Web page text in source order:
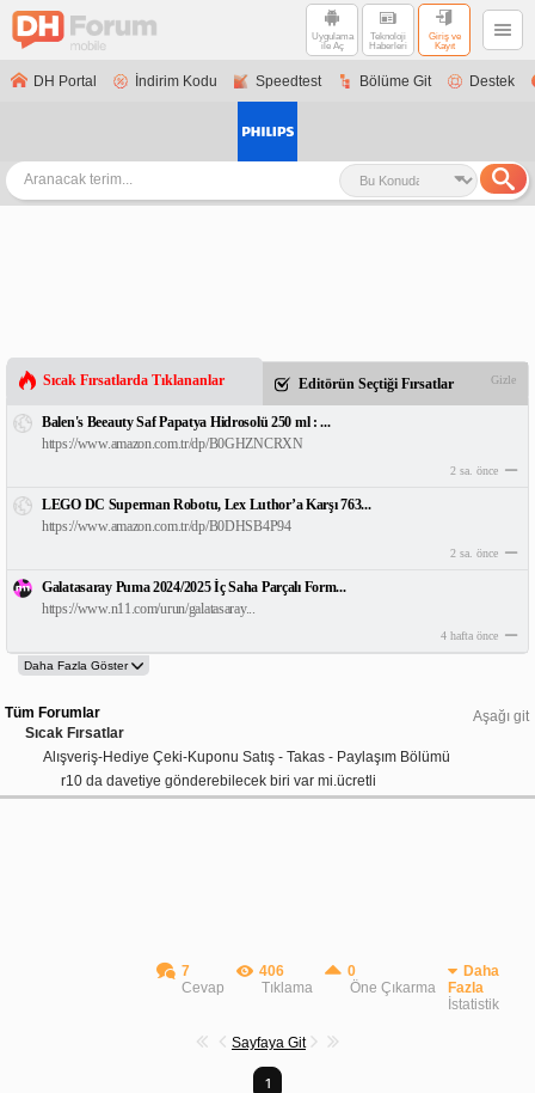
Uygulama
ile Aç
Teknoloji
Haberleri
Giriş ve
Kayıt
DH Portal İndirim Kodu Speedtest Bölüme Git Destek
Sıcak Fırsatlarda Tıklananlar Editörün Seçtiği Fırsatlar Gizle
Balen's Beeauty Saf Papatya Hidrosolü 250 ml : ...
https://www.amazon.com.tr/dp/B0GHZNCRXN
2 sa. önce
LEGO DC Superman Robotu, Lex Luthor’a Karşı 763...
https://www.amazon.com.tr/dp/B0DHSB4P94
2 sa. önce
Galatasaray Puma 2024/2025 İç Saha Parçalı Form...
https://www.n11.com/urun/galatasaray...
4 hafta önce
Aşağı git
Tüm Forumlar
Sıcak Fırsatlar
Alışveriş-Hediye Çeki-Kuponu Satış - Takas - Paylaşım Bölümü
r10 da davetiye gönderebilecek biri var mi.ücretli
7
Cevap
406
Tıklama
0
Öne Çıkarma
Daha
Fazla
İstatistik
Sayfaya Git
1